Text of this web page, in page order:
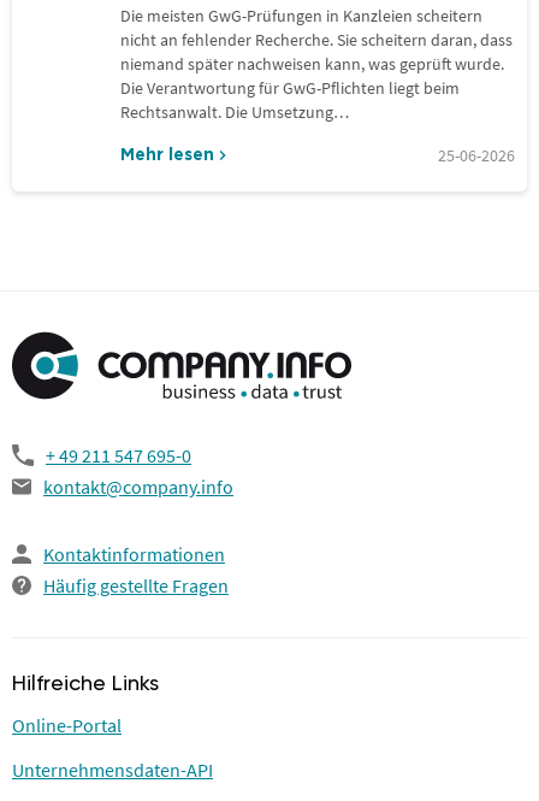
Die meisten GwG-Prüfungen in Kanzleien scheitern
nicht an fehlender Recherche. Sie scheitern daran, dass
niemand später nachweisen kann, was geprüft wurde.
Die Verantwortung für GwG-Pflichten liegt beim
Rechtsanwalt. Die Umsetzung…
Mehr lesen 25-06-2026
+ 49 211 547 695-0
kontakt@company.info
Kontaktinformationen
Häufig gestellte Fragen
Hilfreiche Links
Online-Portal
Unternehmensdaten-API